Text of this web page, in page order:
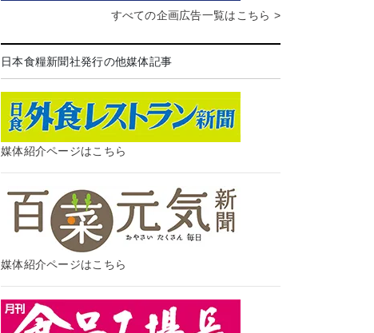
すべての企画広告一覧はこちら >
日本食糧新聞社発行の他媒体記事
媒体紹介ページはこちら
媒体紹介ページはこちら